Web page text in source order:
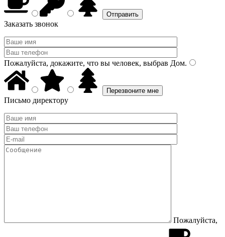
Заказать звонок
Пожалуйста, докажите, что вы человек, выбрав Дом.
Письмо директору
Пожалуйста,